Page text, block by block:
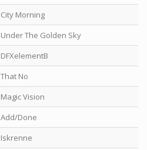
City Morning
Under The Golden Sky
DFXelementB
That No
Magic Vision
Add/Done
Iskrenne